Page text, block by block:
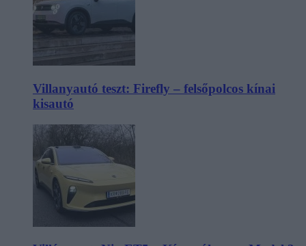
Villanyautó teszt: Firefly – felsőpolcos kínai
kisautó